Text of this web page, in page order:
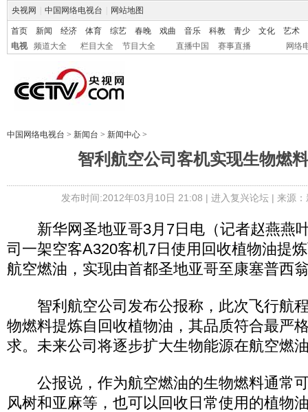
央视网 中国网络电视台 网站地图
首页 新闻 经济 体育 综艺 春晚 戏曲 音乐 科教 青少 文化
艺术
电视
频道大全 栏目大全 节目大全 直播中国 赛事直播 网络
中国网络电视台 > 新闻台 > 新闻中心 >
智利航空公司客机实现生物燃
发布时间:2012年03月10日 21:08 | 进入复兴论坛| 来源
新华网圣地亚哥3月7日电（记者赵燕燕
司一架空客A320客机7日使用回收植物油提
航空燃油，实现由首都圣地亚哥至康塞普西
智利航空公司发布公报称，此次飞行航
物燃料提炼自回收植物油，其品质符合最严
求。未来公司将逐步扩大生物能源在航空燃
公报说，作为航空燃油的生物燃料通常
风树和亚麻等，也可以回收日常使用的植物